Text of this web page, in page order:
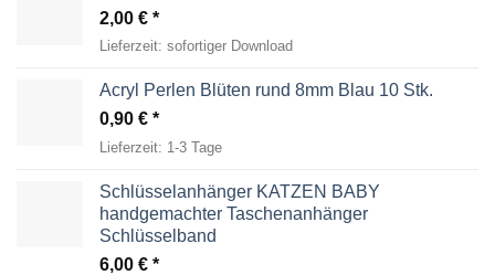
2,00 €
Lieferzeit: sofortiger Download
Acryl Perlen Blüten rund 8mm Blau 10 Stk.
0,90 €
Lieferzeit: 1-3 Tage
Schlüsselanhänger KATZEN BABY
handgemachter Taschenanhänger
Schlüsselband
6,00 €